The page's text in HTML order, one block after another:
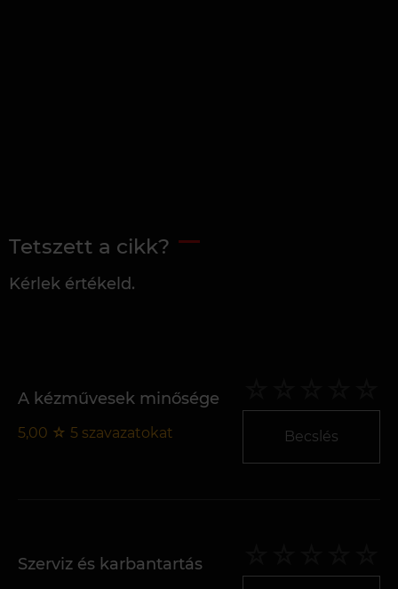
Tetszett a cikk?
Kérlek értékeld.
A kézművesek minősége
5,00 ☆ 5 szavazatokat Becslés
Szerviz és karbantartás